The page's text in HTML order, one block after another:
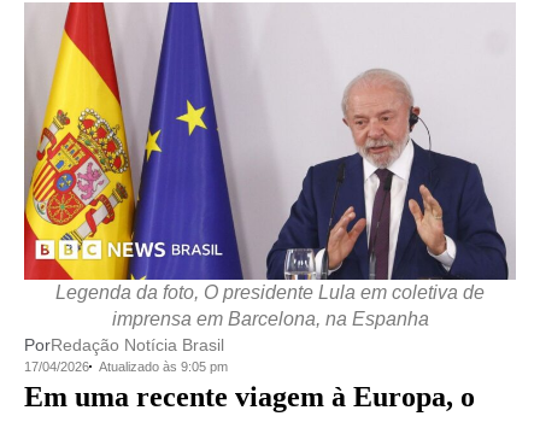
Legenda da foto, O presidente Lula em coletiva de
imprensa em Barcelona, na Espanha
PorRedação Notícia Brasil
17/04/2026 Atualizado às 9:05 pm
Em uma recente viagem à Europa, o